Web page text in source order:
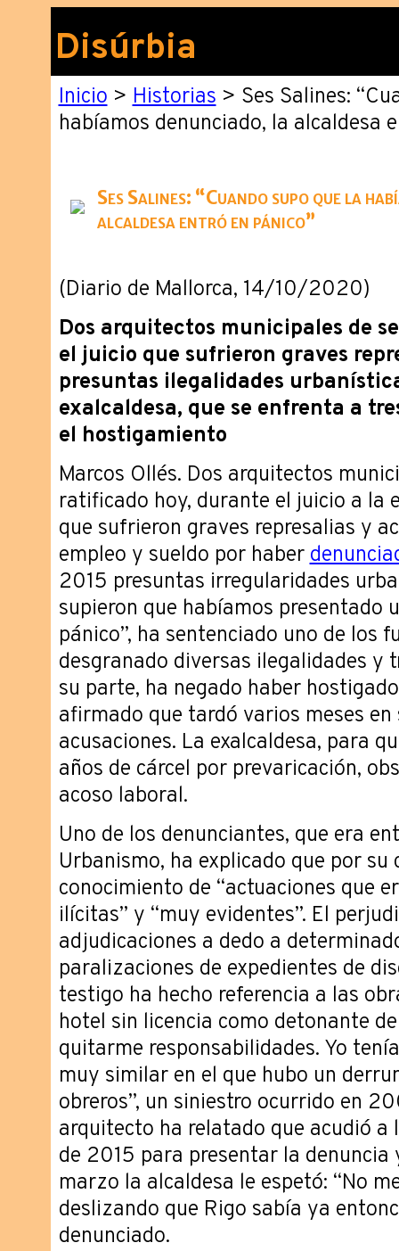
Disúrbia
Inicio>Historias> Ses Salines:
habíamos denunciado, la alcaldesa
Ses Salines: “Cuando supo que la
alcaldesa entró en pánico”
(Diario de Mallorca, 14/10/2020)
Dos arquitectos municipales de
el juicio que sufrieron graves
presuntas ilegalidades
exalcaldesa, que se enfrenta a
el hostigamiento
Marcos Ollés. Dos arquitectos
ratificado hoy, durante el juicio a la
que sufrieron graves represalias y
empleo y sueldo por haber
2015 presuntas irregularidades
supieron que habíamos presentado
pánico”, ha sentenciado uno de los
desgranado diversas ilegalidades y
su parte, ha negado haber
afirmado que tardó varios meses
acusaciones. La exalcaldesa, para
años de cárcel por prevaricación,
acoso laboral.
Uno de los denunciantes, que era
Urbanismo, ha explicado que por su
conocimiento de “actuaciones que
ilícitas” y “muy evidentes”. El
adjudicaciones a dedo a
paralizaciones de expedientes de
testigo ha hecho referencia a las
hotel sin licencia como detonante
quitarme responsabilidades. Yo
muy similar en el que hubo un
obreros”, un siniestro ocurrido en
arquitecto ha relatado que acudió a
de 2015 para presentar la denuncia
marzo la alcaldesa le espetó: “No
deslizando que Rigo sabía ya
denunciado.